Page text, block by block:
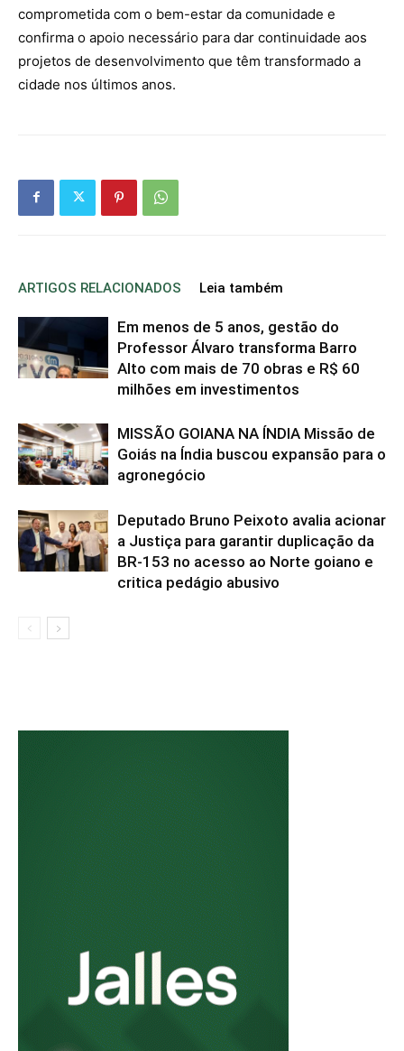
comprometida com o bem-estar da comunidade e
confirma o apoio necessário para dar continuidade aos
projetos de desenvolvimento que têm transformado a
cidade nos últimos anos.
ARTIGOS RELACIONADOS Leia também
Em menos de 5 anos, gestão do
Professor Álvaro transforma Barro
Alto com mais de 70 obras e R$ 60
milhões em investimentos
MISSÃO GOIANA NA ÍNDIA Missão de
Goiás na Índia buscou expansão para o
agronegócio
Deputado Bruno Peixoto avalia acionar
a Justiça para garantir duplicação da
BR-153 no acesso ao Norte goiano e
critica pedágio abusivo